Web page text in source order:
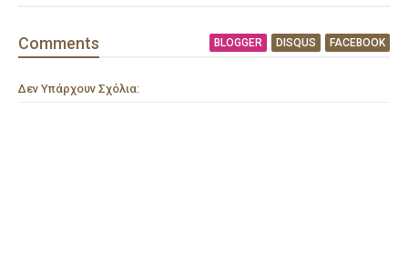
Comments BLOGGER DISQUS FACEBOOK
Δεν Υπάρχουν Σχόλια: